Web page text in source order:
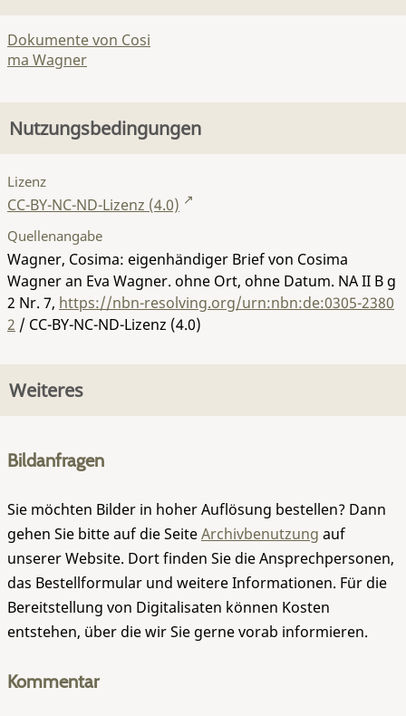
Dokumente von Cosi
ma Wagner
Nutzungsbedingungen
Lizenz
CC-BY-NC-ND-Lizenz (4.0)
Quellenangabe
Wagner, Cosima: eigenhändiger Brief von Cosima
Wagner an Eva Wagner. ohne Ort, ohne Datum. NA II B g
2 Nr. 7, https://nbn-resolving.org/urn:nbn:de:0305-2380
2 / CC-BY-NC-ND-Lizenz (4.0)
Weiteres
Bildanfragen
Sie möchten Bilder in hoher Auflösung bestellen? Dann
gehen Sie bitte auf die SeiteArchivbenutzung auf
unserer Website. Dort finden Sie die Ansprechpersonen,
das Bestellformular und weitere Informationen. Für die
Bereitstellung von Digitalisaten können Kosten
entstehen, über die wir Sie gerne vorab informieren.
Kommentar